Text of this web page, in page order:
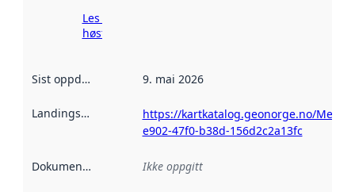
Les mer om
høsting her
Sist oppdatert 9. mai 2026
Landingsside
https://kartkatalog.geonorge.no/
e902-47f0-b38d-156d2c2a13fc
Dokumentasjon Ikke oppgitt